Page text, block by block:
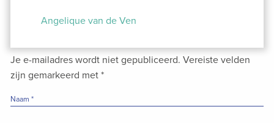
Angelique van de Ven
Je e-mailadres wordt niet gepubliceerd. Vereiste velden
zijn gemarkeerd met*
Naam*